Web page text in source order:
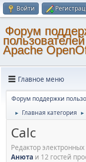
Войти
Форум
Apache
Главное меню
Форум поддержки
► Главная категория ►
Calc
Редактор
Анюта и 12 гостей